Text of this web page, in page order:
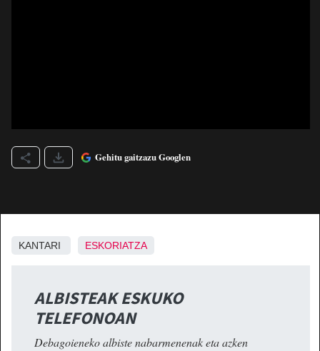
Gehitu gaitzazu Googlen
KANTARI ESKORIATZA
ALBISTEAK ESKUKO
TELEFONOAN
Debagoieneko albiste nabarmenenak eta azken